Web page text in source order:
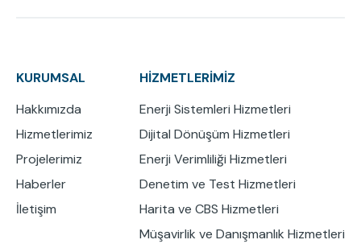
KURUMSAL
Hakkımızda
Hizmetlerimiz
Projelerimiz
Haberler
İletişim
HİZMETLERİMİZ
Enerji Sistemleri Hizmetleri
Dijital Dönüşüm Hizmetleri
Enerji Verimliliği Hizmetleri
Denetim ve Test Hizmetleri
Harita ve CBS Hizmetleri
Müşavirlik ve Danışmanlık Hizmetleri